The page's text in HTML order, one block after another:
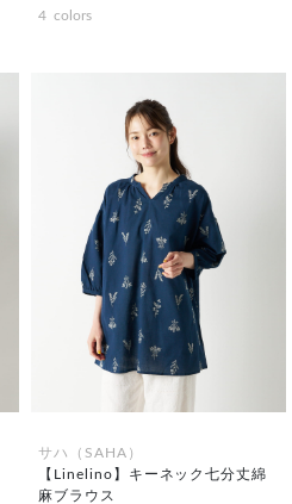
4 colors
サハ（SAHA）
【Linelino】キーネック七分丈綿
麻ブラウス